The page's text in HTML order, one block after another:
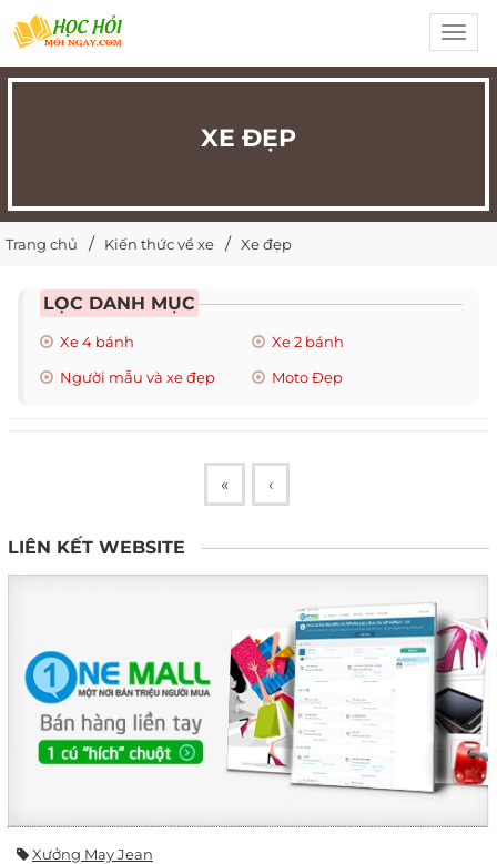
XE ĐẸP
Trang chủ Kiến thức về xe Xe đẹp
LỌC DANH MỤC
Xe 4 bánh
Xe 2 bánh
Người mẫu và xe đẹp
Moto Đẹp
« ‹
LIÊN KẾT WEBSITE
Xưởng May Jean